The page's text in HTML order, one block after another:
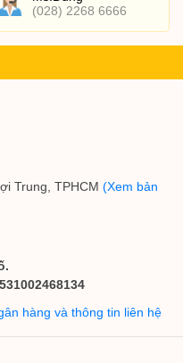
(028) 2268 6666
Trung, TPHCM (Xem bản
hàng và thông tin liên hệ